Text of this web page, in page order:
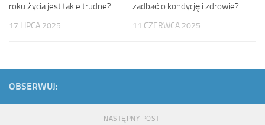
roku życia jest takie trudne?
17 LIPCA 2025
zadbać o kondycję i zdrowie?
11 CZERWCA 2025
OBSERWUJ:
NASTĘPNY POST